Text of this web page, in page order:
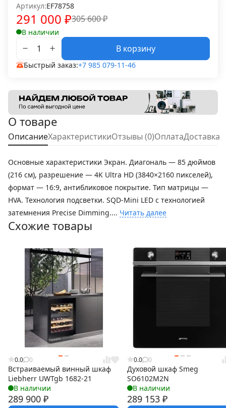
Артикул:EF78758
305 600₽
291 000 ₽
В наличии
В корзину
Быстрый заказ:+7 985 079-11-46
О товаре
ОписаниеХарактеристикиОтзывы (0)ОплатаДоставка
Основные характеристики Экран. Диагональ — 85 дюймов
(216 см), разрешение — 4K Ultra HD (3840×2160 пикселей),
формат — 16:9, антибликовое покрытие. Тип матрицы —
HVA. Технология подсветки. SQD-Mini LED с технологией
затемнения Precise Dimming.... Читать далее
Схожие товары
0.0 0
Встраиваемый винный шкаф
Liebherr UWTgb 1682-21
В наличии
289 900 ₽
0.0 0
Духовой шкаф Smeg
SO6102M2N
В наличии
289 153 ₽